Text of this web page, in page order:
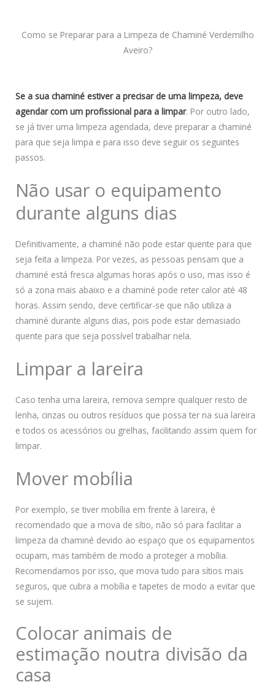
Como se Preparar para a Limpeza de Chaminé Verdemilho
Aveiro?
Se a sua chaminé estiver a precisar de uma limpeza, deve
agendar com um profissional para a limpar. Por outro lado,
se já tiver uma limpeza agendada, deve preparar a chaminé
para que seja limpa e para isso deve seguir os seguintes
passos.
Não usar o equipamento
durante alguns dias
Definitivamente, a chaminé não pode estar quente para que
seja feita a limpeza. Por vezes, as pessoas pensam que a
chaminé está fresca algumas horas após o uso, mas isso é
só a zona mais abaixo e a chaminé pode reter calor até 48
horas. Assim sendo, deve certificar-se que não utiliza a
chaminé durante alguns dias, pois pode estar demasiado
quente para que seja possível trabalhar nela.
Limpar a lareira
Caso tenha uma lareira, remova sempre qualquer resto de
lenha, cinzas ou outros resíduos que possa ter na sua lareira
e todos os acessórios ou grelhas, facilitando assim quem for
limpar.
Mover mobília
Por exemplo, se tiver mobília em frente à lareira, é
recomendado que a mova de sítio, não só para facilitar a
limpeza da chaminé devido ao espaço que os equipamentos
ocupam, mas também de modo a proteger a mobília.
Recomendamos por isso, que mova tudo para sítios mais
seguros, que cubra a mobília e tapetes de modo a evitar que
se sujem.
Colocar animais de
estimação noutra divisão da
casa